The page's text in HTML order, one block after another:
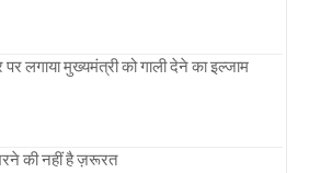
पर लगाया मुख्यमंत्री को गाली देने का इल्जाम
की नहीं है ज़रूरत